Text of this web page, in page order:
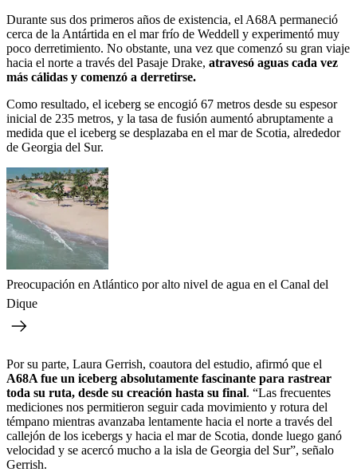
Durante sus dos primeros años de existencia, el A68A permaneció
cerca de la Antártida en el mar frío de Weddell y experimentó muy
poco derretimiento. No obstante, una vez que comenzó su gran viaje
hacia el norte a través del Pasaje Drake, atravesó aguas cada vez
más cálidas y comenzó a derretirse.
Como resultado, el iceberg se encogió 67 metros desde su espesor
inicial de 235 metros, y la tasa de fusión aumentó abruptamente a
medida que el iceberg se desplazaba en el mar de Scotia, alrededor
de Georgia del Sur.
Preocupación en Atlántico por alto nivel de agua en el Canal del
Dique
Por su parte, Laura Gerrish, coautora del estudio, afirmó que el
A68A fue un iceberg absolutamente fascinante para rastrear
toda su ruta, desde su creación hasta su final. “Las frecuentes
mediciones nos permitieron seguir cada movimiento y rotura del
témpano mientras avanzaba lentamente hacia el norte a través del
callejón de los icebergs y hacia el mar de Scotia, donde luego ganó
velocidad y se acercó mucho a la isla de Georgia del Sur”, señalo
Gerrish.